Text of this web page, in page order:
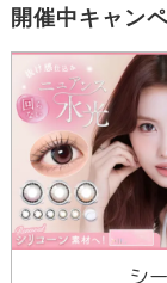
開催中キャン
シ